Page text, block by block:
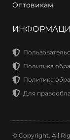
Оптовикам
Политика
Политика
Для
© Copyright. All